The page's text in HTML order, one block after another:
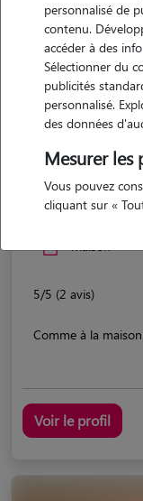
Christine
Vergeze 30310
5/5 (2 avis)
Comme à la maison
Voir le profil
personnalisé de
contenu.
accéder à des
Sélectionner du
publicités
personnalisé.
des données
Mesurer les
Vous pouvez
cliquant sur «